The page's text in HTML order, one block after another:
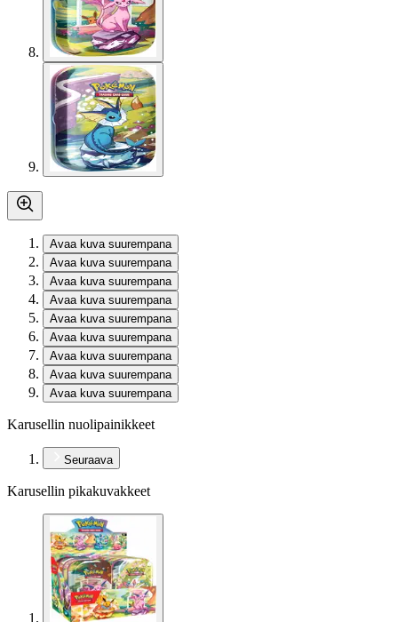
Avaa kuva suurempana
Avaa kuva suurempana
Avaa kuva suurempana
Avaa kuva suurempana
Avaa kuva suurempana
Avaa kuva suurempana
Avaa kuva suurempana
Avaa kuva suurempana
Avaa kuva suurempana
Karusellin nuolipainikkeet
Seuraava
Karusellin pikakuvakkeet